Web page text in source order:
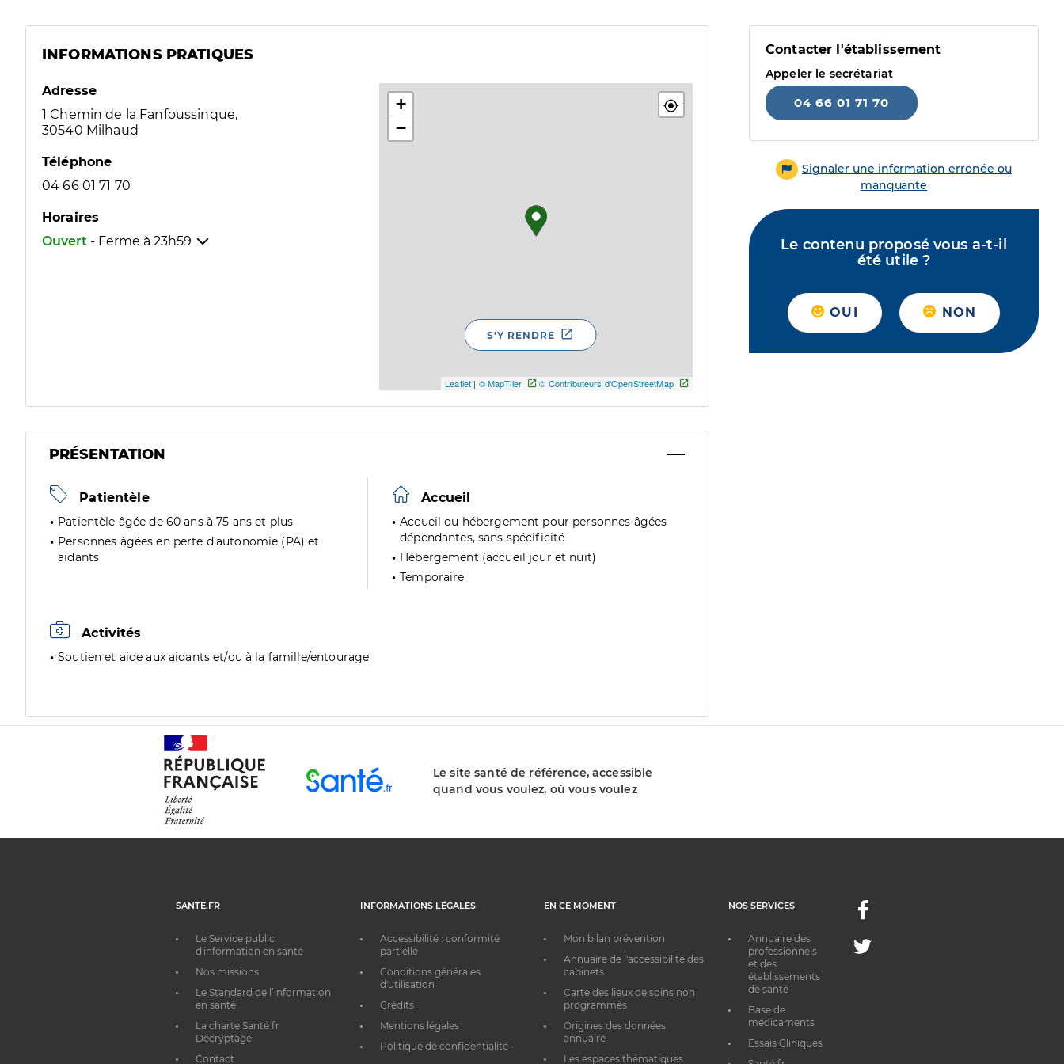
INFORMATIONS PRATIQUES
Adresse
1 Chemin de la Fanfoussinque,
30540 Milhaud
Téléphone
04 66 01 71 70
Horaires
Ouvert - Ferme à 23h59
+
−
Leaflet | © MapTiler © Contributeurs d'OpenStreetMap
S'Y RENDRE
PRÉSENTATION
Patientèle
Patientèle âgée de 60 ans à 75 ans et plus
Personnes âgées en perte d'autonomie (PA) et
aidants
Accueil
Accueil ou hébergement pour personnes âgées
dépendantes, sans spécificité
Hébergement (accueil jour et nuit)
Temporaire
Activités
Soutien et aide aux aidants et/ou à la famille/entourage
Contacter l'établissement
Appeler le secrétariat
04 66 01 71 70
Signaler une information erronée ou
manquante
Le contenu proposé vous a-t-il
été utile ?
OUI NON
Le site santé de référence, accessible
quand vous voulez, où vous voulez
SANTE.FR
Le Service public
d'information en santé
Nos missions
Le Standard de l’information
en santé
La charte Santé.fr
Décryptage
Contact
INFORMATIONS LÉGALES
Accessibilité : conformité
partielle
Conditions générales
d'utilisation
Crédits
Mentions légales
Politique de confidentialité
EN CE MOMENT
Mon bilan prévention
Annuaire de l'accessibilité des
cabinets
Carte des lieux de soins non
programmés
Origines des données
annuaire
Les espaces thématiques
NOS SERVICES
Annuaire des
professionnels
et des
établissements
de santé
Base de
médicaments
Essais Cliniques
Facebook
Twitter